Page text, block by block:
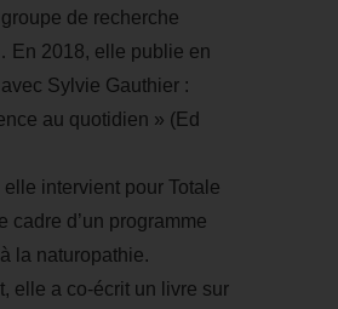
de recherche
En 2018, elle publie en
Sylvie Gauthier :
au quotidien » (Ed
elle intervient pour Totale
cadre d’un programme
la naturopathie.
elle a co-écrit un livre sur